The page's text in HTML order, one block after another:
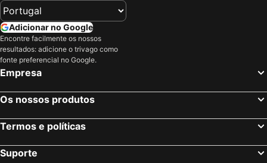
Adicionar no Google
Encontre facilmente os nossos
resultados: adicione o trivago como
fonte preferencial no Google.
Empresa
Os nossos produtos
Termos e políticas
Suporte